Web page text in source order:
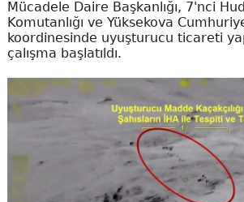
Mücadele Daire Başkanlığı, 7'nci
Komutanlığı ve Yüksekova
koordinesinde uyuşturucu ticareti
çalışma başlatıldı.